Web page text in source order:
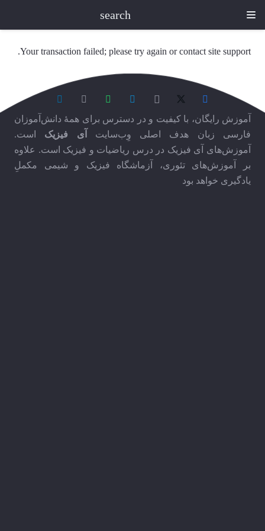
search
Your transaction failed; please try again or contact site support.
آموزش رایگان، با کیفیت و در دسترس برای همۀ دانش‌آموزان
فارسی زبان هدف اصلی وِب‌سایت
آی فیزیک است.
آموزش‌های آی فیزیک در درس ریاضیات و فیزیک است. علاوه
بر آموزش‌های تئوری، آزماشگاه فیزیک و شیمی مکملِ
یادگیری خواهد بود